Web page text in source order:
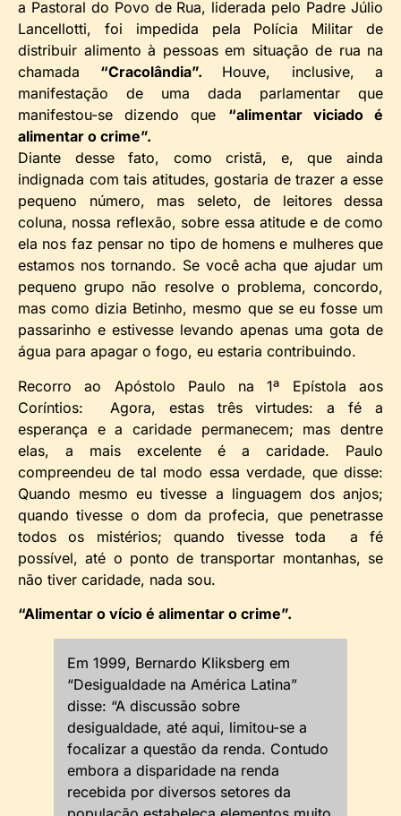
a Pastoral do Povo de Rua, liderada pelo Padre Júlio
Lancellotti, foi impedida pela Polícia Militar de
distribuir alimento à pessoas em situação de rua na
chamada “Cracolândia”. Houve, inclusive, a
manifestação de uma dada parlamentar que
manifestou-se dizendo que “alimentar viciado é
alimentar o crime”.
Diante desse fato, como cristã, e, que ainda
indignada com tais atitudes, gostaria de trazer a esse
pequeno número, mas seleto, de leitores dessa
coluna, nossa reflexão, sobre essa atitude e de como
ela nos faz pensar no tipo de homens e mulheres que
estamos nos tornando. Se você acha que ajudar um
pequeno grupo não resolve o problema, concordo,
mas como dizia Betinho, mesmo que se eu fosse um
passarinho e estivesse levando apenas uma gota de
água para apagar o fogo, eu estaria contribuindo.
Recorro ao Apóstolo Paulo na 1ª Epístola aos
Coríntios: Agora, estas três virtudes: a fé a
esperança e a caridade permanecem; mas dentre
elas, a mais excelente é a caridade. Paulo
compreendeu de tal modo essa verdade, que disse:
Quando mesmo eu tivesse a linguagem dos anjos;
quando tivesse o dom da profecia, que penetrasse
todos os mistérios; quando tivesse toda a fé
possível, até o ponto de transportar montanhas, se
não tiver caridade, nada sou.
“Alimentar o vício é alimentar o crime”.
Em 1999, Bernardo Kliksberg em
“Desigualdade na América Latina”
disse: “A discussão sobre
desigualdade, até aqui, limitou-se a
focalizar a questão da renda. Contudo
embora a disparidade na renda
recebida por diversos setores da